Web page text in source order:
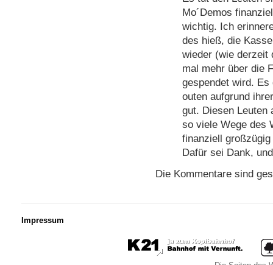
Mo´Demos
wichtig. Ich
des hieß, die
wieder (wie derzeit
mal mehr über die
gespendet wird.
outen aufgrund
gut. Diesen Leuten
so viele Wege des
finanziell
Dafür sei Dank,
Die Kommentare sind
Impressum